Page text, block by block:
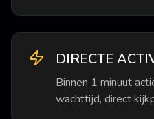
DIRECTE
Binnen 1 minuut
wachttijd, direct